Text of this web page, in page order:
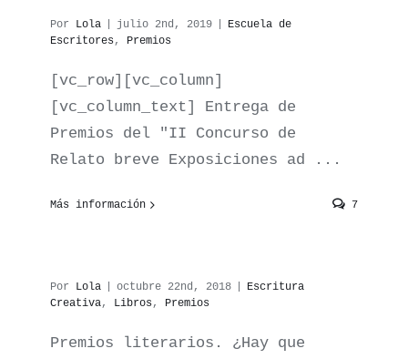
Por Lola julio 2nd, 2019
Escuela de
Escritores, Premios
[vc_row][vc_column]
[vc_column_text] Entrega de
Premios del "II Concurso de
Relato breve Exposiciones ad ...
Más información 7
Por Lola octubre 22nd, 2018
Escritura
Creativa, Libros, Premios
Premios literarios. ¿Hay que